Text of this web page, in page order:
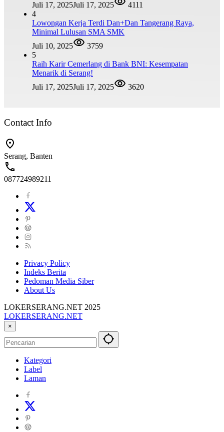
Juli 17, 2025Juli 17, 2025
4111
4
Lowongan Kerja Terdi Dan+Dan Tangerang Raya,
Minimal Lulusan SMA SMK
Juli 10, 2025
3759
5
Raih Karir Cemerlang di Bank BNI: Kesempatan
Menarik di Serang!
Juli 17, 2025Juli 17, 2025 3620
Contact Info
Serang, Banten
087724989211
Privacy Policy
Indeks Berita
Pedoman Media Siber
About Us
LOKERSERANG.NET 2025
LOKERSERANG.NET
Info
Lowongan
Kerja
Sekitarnya
×
Kategori
Label
Laman